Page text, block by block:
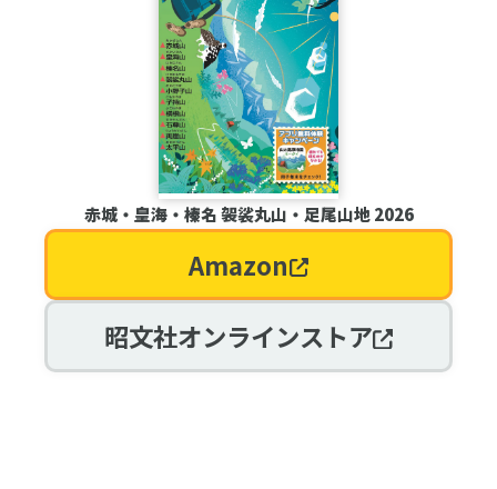
赤城・皇海・榛名 袈裟丸山・足尾山地 2026
Amazon
昭文社オンラインストア